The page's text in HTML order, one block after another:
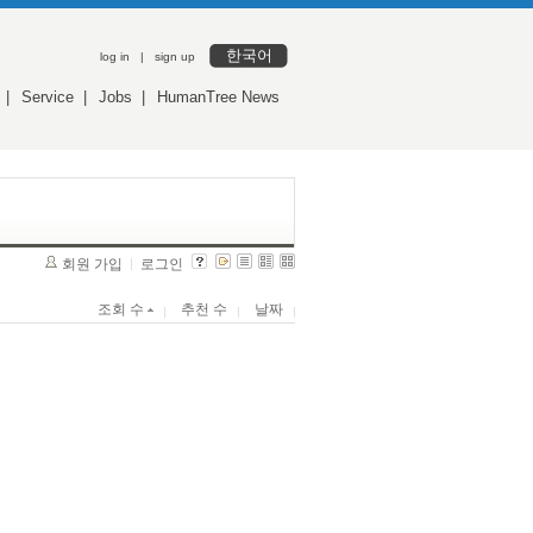
log in | sign up 한국어
Service Jobs HumanTree News
회원 가입 로그인
조회 수 추천 수 날짜